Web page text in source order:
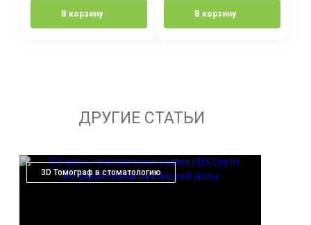
В корзину В корзину
ДРУГИЕ СТАТЬИ
3D Томограф в стоматологию